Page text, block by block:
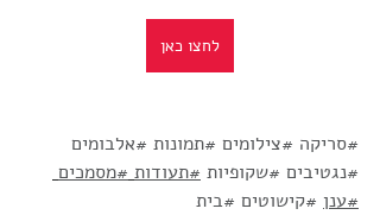
לחצו כאן
#סריקה #צילומים #תמונות #אלבומים
#נגטיבים #שקופיות #תעודות #מסמכים
#ענן #קישוטים #בית